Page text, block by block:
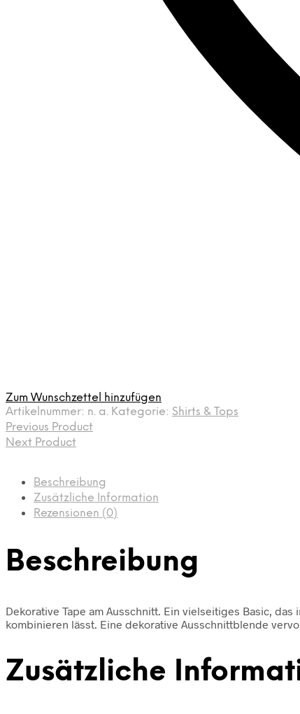
Zum Wunschzettel hinzufügen
Artikelnummer: n. a. Kategorie: Shirts & Tops
Previous Product
Next Product
Beschreibung
Zusätzliche Information
Rezensionen (0)
Beschreibung
Dekorative Tape am Ausschnitt. Ein vielseitiges Basic,
kombinieren lässt. Eine dekorative Ausschnittblende
Zusätzliche